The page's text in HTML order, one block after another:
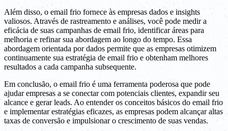
Além disso, o email frio fornece às empresas dados e insights
valiosos. Através de rastreamento e análises, você pode medir a
eficácia de suas campanhas de email frio, identificar áreas para
melhoria e refinar sua abordagem ao longo do tempo. Essa
abordagem orientada por dados permite que as empresas otimizem
continuamente sua estratégia de email frio e obtenham melhores
resultados a cada campanha subsequente.
Em conclusão, o email frio é uma ferramenta poderosa que pode
ajudar empresas a se conectar com potenciais clientes, expandir seu
alcance e gerar leads. Ao entender os conceitos básicos do email frio
e implementar estratégias eficazes, as empresas podem alcançar altas
taxas de conversão e impulsionar o crescimento de suas vendas.